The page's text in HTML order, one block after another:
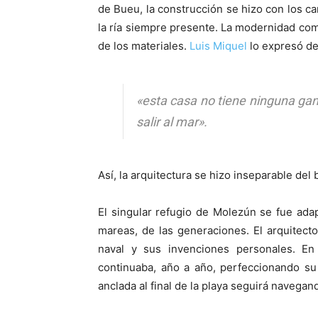
de Bueu, la construcción se hizo con los
la ría siempre presente. La modernidad
de los materiales. Luis Miquel lo expresó
«esta casa no tiene ninguna
salir al mar».
Así, la arquitectura se hizo inseparable del
El singular refugio de Molezún se fue
mareas, de las generaciones. El
naval y sus invenciones personales.
continuaba, año a año, perfeccionando
anclada al final de la playa seguirá